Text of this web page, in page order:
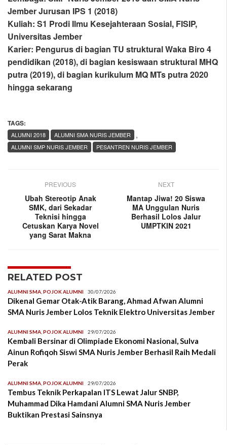
Jember Jurusan IPS 1 (2018)
Kuliah: S1 Prodi Ilmu Kesejahteraan Sosial, FISIP,
Universitas Jember
Karier: Pengurus di bagian TU struktural Waka Biro 4
pendidikan (2018), di bagian kesiswaan struktural MHQ
putra (2019), di bagian kurikulum MQ MTs putra 2020
hingga sekarang
TAGS:
,
ALUMNI 2018
ALUMNI SMA NURIS JEMBER
ALUMNI SMP NURIS JEMBER
PESANTREN NURIS JEMBER
PREVIOUS
Ubah Stereotip Anak
SMK, dari Sekadar
Teknisi hingga
Cetuskan Karya Novel
yang Sarat Makna
NEXT
Mantap Jiwa! 20 Siswa
MA Unggulan Nuris
Berhasil Lolos Jalur
UMPTKIN 2021
RELATED POST
ALUMNI SMA POJOK ALUMNI 30/07/2026
Dikenal Gemar Otak-Atik Barang, Ahmad Afwan Alumni
SMA Nuris Jember Lolos Teknik Elektro Universitas Jember
ALUMNI SMA POJOK ALUMNI 29/07/2026
Kembali Bersinar di Olimpiade Ekonomi Nasional, Sulva
Ainun Rofiqoh Siswi SMA Nuris Jember Berhasil Raih Medali
Perak
ALUMNI SMA POJOK ALUMNI 29/07/2026
Tembus Teknik Perkapalan ITS Lewat Jalur SNBP,
Muhammad Dika Hamdani Alumni SMA Nuris Jember
Buktikan Prestasi Sainsnya